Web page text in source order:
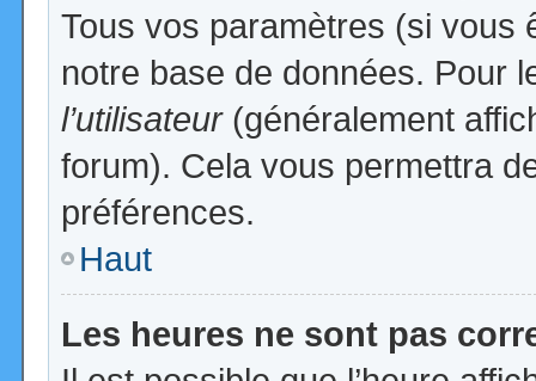
Tous vos paramètres (si vous
notre base de données. Pour
l’utilisateur(généralement
forum). Cela vous permettra
préférences.
Haut
Les heures ne sont pas